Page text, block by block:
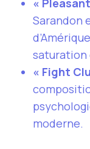
«
Sarandon
saturation
« Fight
moderne.